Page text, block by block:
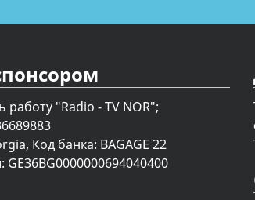
работу "Radio - TV NOR";
Код банка: BAGAGE 22
GE36BG0000000694040400